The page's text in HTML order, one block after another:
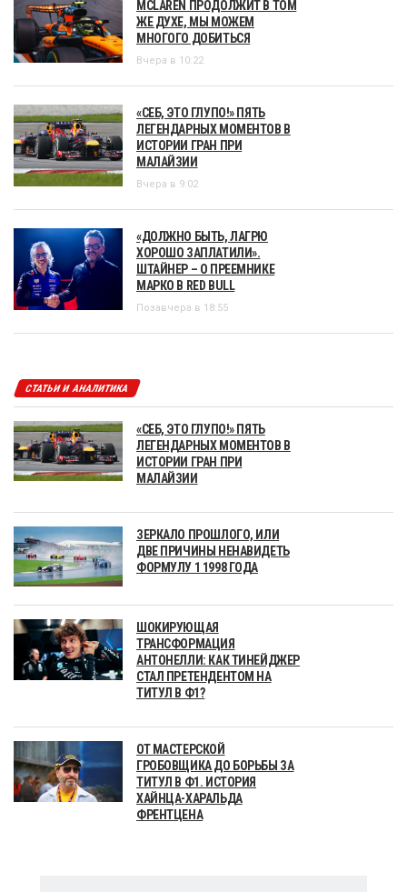
MCLAREN ПРОДОЛЖИТ В ТОМ
ЖЕ ДУХЕ, МЫ МОЖЕМ
МНОГОГО ДОБИТЬСЯ
Вчера в 10:22
«СЕБ, ЭТО ГЛУПО!» ПЯТЬ
ЛЕГЕНДАРНЫХ МОМЕНТОВ В
ИСТОРИИ ГРАН ПРИ
МАЛАЙЗИИ
Вчера в 9:02
«ДОЛЖНО БЫТЬ, ЛАГРЮ
ХОРОШО ЗАПЛАТИЛИ».
ШТАЙНЕР – О ПРЕЕМНИКЕ
МАРКО В RED BULL
Позавчера в 18:55
СТАТЬИ И АНАЛИТИКА
«СЕБ, ЭТО ГЛУПО!» ПЯТЬ
ЛЕГЕНДАРНЫХ МОМЕНТОВ В
ИСТОРИИ ГРАН ПРИ
МАЛАЙЗИИ
ЗЕРКАЛО ПРОШЛОГО, ИЛИ
ДВЕ ПРИЧИНЫ НЕНАВИДЕТЬ
ФОРМУЛУ 1 1998 ГОДА
ШОКИРУЮЩАЯ
ТРАНСФОРМАЦИЯ
АНТОНЕЛЛИ: КАК ТИНЕЙДЖЕР
СТАЛ ПРЕТЕНДЕНТОМ НА
ТИТУЛ В Ф1?
ОТ МАСТЕРСКОЙ
ГРОБОВЩИКА ДО БОРЬБЫ ЗА
ТИТУЛ В Ф1. ИСТОРИЯ
ХАЙНЦА-ХАРАЛЬДА
ФРЕНТЦЕНА